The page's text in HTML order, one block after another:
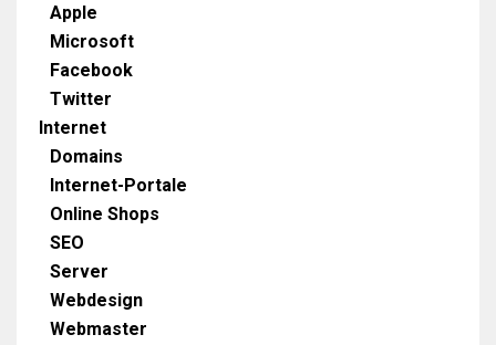
Apple
Microsoft
Facebook
Twitter
Internet
Domains
Internet-Portale
Online Shops
SEO
Server
Webdesign
Webmaster